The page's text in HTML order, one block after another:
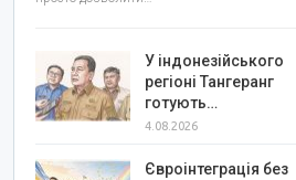
У індонезійського
регіоні Тангеранг
готують…
4.08.2026
Євроінтеграція без